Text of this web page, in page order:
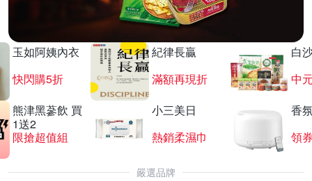
玉如阿姨內衣
快閃購5折
紀律長贏
滿額再現折
白
中
熊津黑蔘飲 買
1送2
限搶超值組
小三美日
熱銷柔濕巾
香
領
嚴選品牌